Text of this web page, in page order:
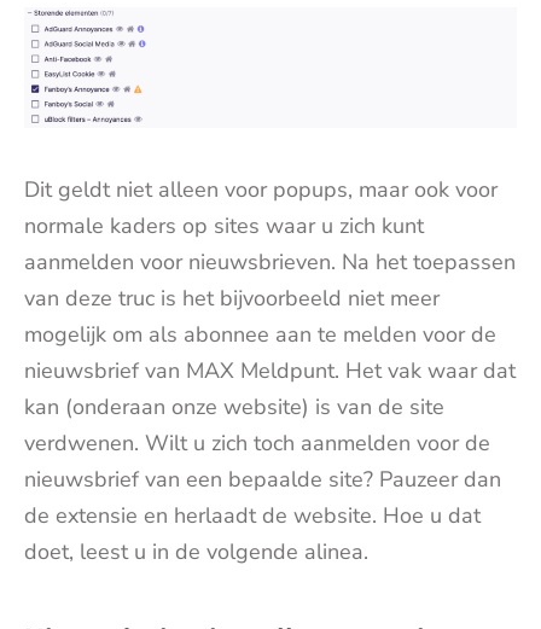
Dit geldt niet alleen voor popups, maar ook voor
normale kaders op sites waar u zich kunt
aanmelden voor nieuwsbrieven. Na het toepassen
van deze truc is het bijvoorbeeld niet meer
mogelijk om als abonnee aan te melden voor de
nieuwsbrief van MAX Meldpunt. Het vak waar dat
kan (onderaan onze website) is van de site
verdwenen. Wilt u zich toch aanmelden voor de
nieuwsbrief van een bepaalde site? Pauzeer dan
de extensie en herlaadt de website. Hoe u dat
doet, leest u in de volgende alinea.